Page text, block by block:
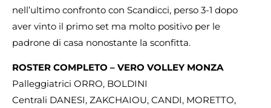
nell’ultimo confronto con Scandicci, perso 3-1 dopo
aver vinto il primo set ma molto positivo per le
padrone di casa nonostante la sconfitta.
ROSTER COMPLETO – VERO VOLLEY MONZA
Palleggiatrici ORRO, BOLDINI
Centrali DANESI, ZAKCHAIOU, CANDI, MORETTO,